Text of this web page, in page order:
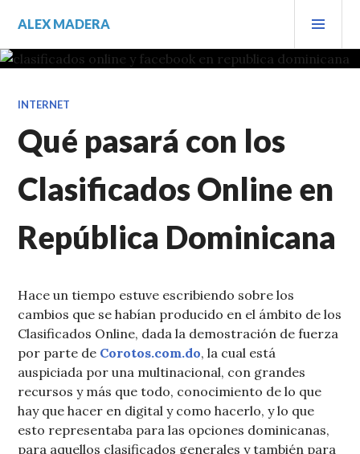
contenido.
ALEX MADERA
INTERNET
Qué pasará con los
Clasificados Online en
República Dominicana
Hace un tiempo estuve escribiendo sobre los
cambios que se habían producido en el ámbito de los
Clasificados Online, dada la demostración de fuerza
por parte de Corotos.com.do, la cual está
auspiciada por una multinacional, con grandes
recursos y más que todo, conocimiento de lo que
hay que hacer en digital y como hacerlo, y lo que
esto representaba para las opciones dominicanas,
para aquellos clasificados generales y también para